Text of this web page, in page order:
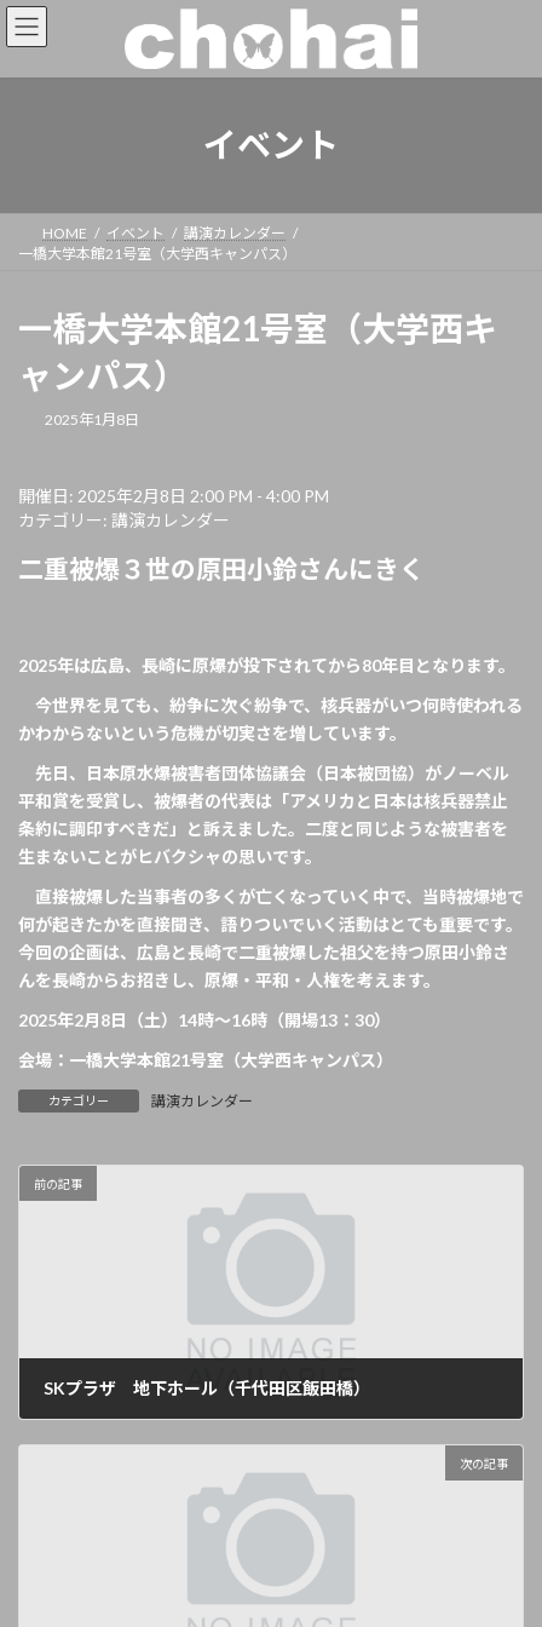
イベント
HOME イベント
講演カレンダー
一橋大学本館21号室（大学西キャンパス）
一橋大学本館21号室（大学西キ
ャンパス）
2025年1月8日
開催日: 2025年2月8日 2:00 PM - 4:00 PM
カテゴリー: 講演カレンダー
二重被爆３世の原田小鈴さんにきく
2025年は広島、長崎に原爆が投下されてから80年目となります。
今世界を見ても、紛争に次ぐ紛争で、核兵器がいつ何時使われる
かわからないという危機が切実さを増しています。
先日、日本原水爆被害者団体協議会（日本被団協）がノーベル
平和賞を受賞し、被爆者の代表は「アメリカと日本は核兵器禁止
条約に調印すべきだ」と訴えました。二度と同じような被害者を
生まないことがヒバクシャの思いです。
直接被爆した当事者の多くが亡くなっていく中で、当時被爆地で
何が起きたかを直接聞き、語りついでいく活動はとても重要です。
今回の企画は、広島と長崎で二重被爆した祖父を持つ原田小鈴さ
んを長崎からお招きし、原爆・平和・人権を考えます。
2025年2月8日（土）14時～16時（開場13：30）
会場：一橋大学本館21号室（大学西キャンパス）
カテゴリー 講演カレンダー
前の記事
SKプラザ 地下ホール（千代田区飯田橋）
次の記事